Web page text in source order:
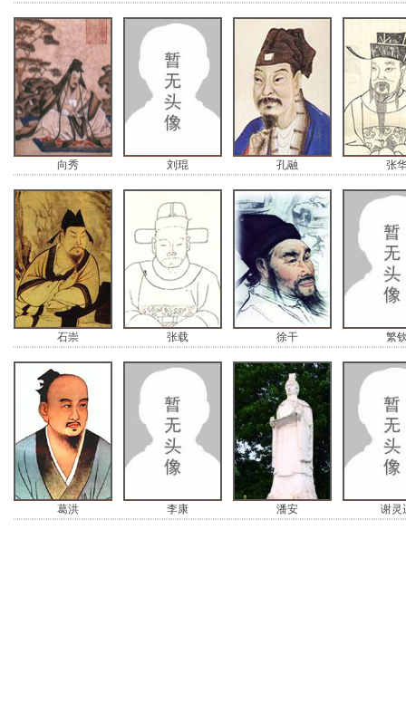
向秀 刘琨 孔融 张
石崇 张载 徐干 繁
葛洪 李康 潘安 谢灵